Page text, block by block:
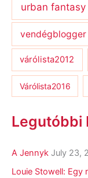
urban fantasy
vendégblogger
várólista2012
Várólista2016
Legutóbbi
A Jennyk July 23,
Louie Stowell: Egy